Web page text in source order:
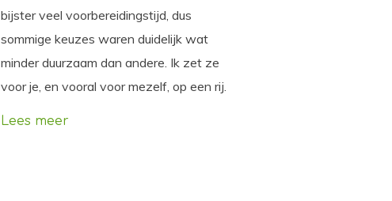
bijster veel voorbereidingstijd, dus
sommige keuzes waren duidelijk wat
minder duurzaam dan andere. Ik zet ze
voor je, en vooral voor mezelf, op een rij.
Lees meer